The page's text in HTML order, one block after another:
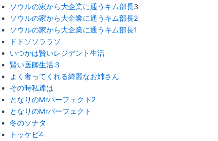
ソウルの家から大企業に通うキム部長3
ソウルの家から大企業に通うキム部長2
ソウルの家から大企業に通うキム部長1
ドドソソララソ
いつかは賢いレジデント生活
賢い医師生活３
よく奢ってくれる綺麗なお姉さん
その時私達は
となりのMrパーフェクト2
となりのMrパーフェクト
冬のソナタ
トッケビ4